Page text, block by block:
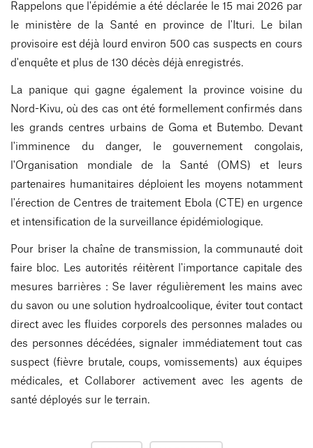
Rappelons que l'épidémie a été déclarée le 15 mai 2026 par
le ministère de la Santé en province de l'Ituri. Le bilan
provisoire est déjà lourd environ 500 cas suspects en cours
d'enquête et plus de 130 décès déjà enregistrés.
La panique qui gagne également la province voisine du
Nord-Kivu, où des cas ont été formellement confirmés dans
les grands centres urbains de Goma et Butembo. Devant
l'imminence du danger, le gouvernement congolais,
l'Organisation mondiale de la Santé (OMS) et leurs
partenaires humanitaires déploient les moyens notamment
l'érection de Centres de traitement Ebola (CTE) en urgence
et intensification de la surveillance épidémiologique.
Pour briser la chaîne de transmission, la communauté doit
faire bloc. Les autorités réitèrent l'importance capitale des
mesures barrières : Se laver régulièrement les mains avec
du savon ou une solution hydroalcoolique, éviter tout contact
direct avec les fluides corporels des personnes malades ou
des personnes décédées, signaler immédiatement tout cas
suspect (fièvre brutale, coups, vomissements) aux équipes
médicales, et Collaborer activement avec les agents de
santé déployés sur le terrain.